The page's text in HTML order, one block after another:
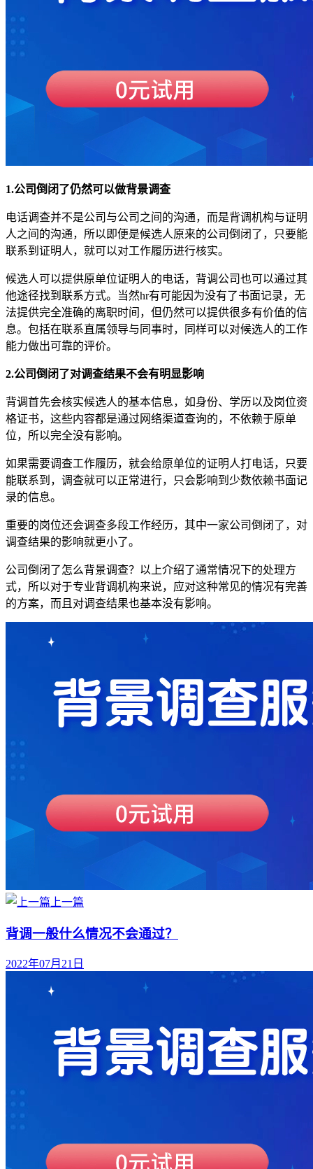
1.公司倒闭了仍然可以做背景调查
电话调查并不是公司与公司之间的沟通，而是背调机构与证明
人之间的沟通，所以即便是候选人原来的公司倒闭了，只要能
联系到证明人，就可以对工作履历进行核实。
候选人可以提供原单位证明人的电话，背调公司也可以通过其
他途径找到联系方式。当然hr有可能因为没有了书面记录，无
法提供完全准确的离职时间，但仍然可以提供很多有价值的信
息。包括在联系直属领导与同事时，同样可以对候选人的工作
能力做出可靠的评价。
2.公司倒闭了对调查结果不会有明显影响
背调首先会核实候选人的基本信息，如身份、学历以及岗位资
格证书，这些内容都是通过网络渠道查询的，不依赖于原单
位，所以完全没有影响。
如果需要调查工作履历，就会给原单位的证明人打电话，只要
能联系到，调查就可以正常进行，只会影响到少数依赖书面记
录的信息。
重要的岗位还会调查多段工作经历，其中一家公司倒闭了，对
调查结果的影响就更小了。
公司倒闭了怎么背景调查？以上介绍了通常情况下的处理方
式，所以对于专业背调机构来说，应对这种常见的情况有完善
的方案，而且对调查结果也基本没有影响。
上一篇
背调一般什么情况不会通过？
2022年07月21日